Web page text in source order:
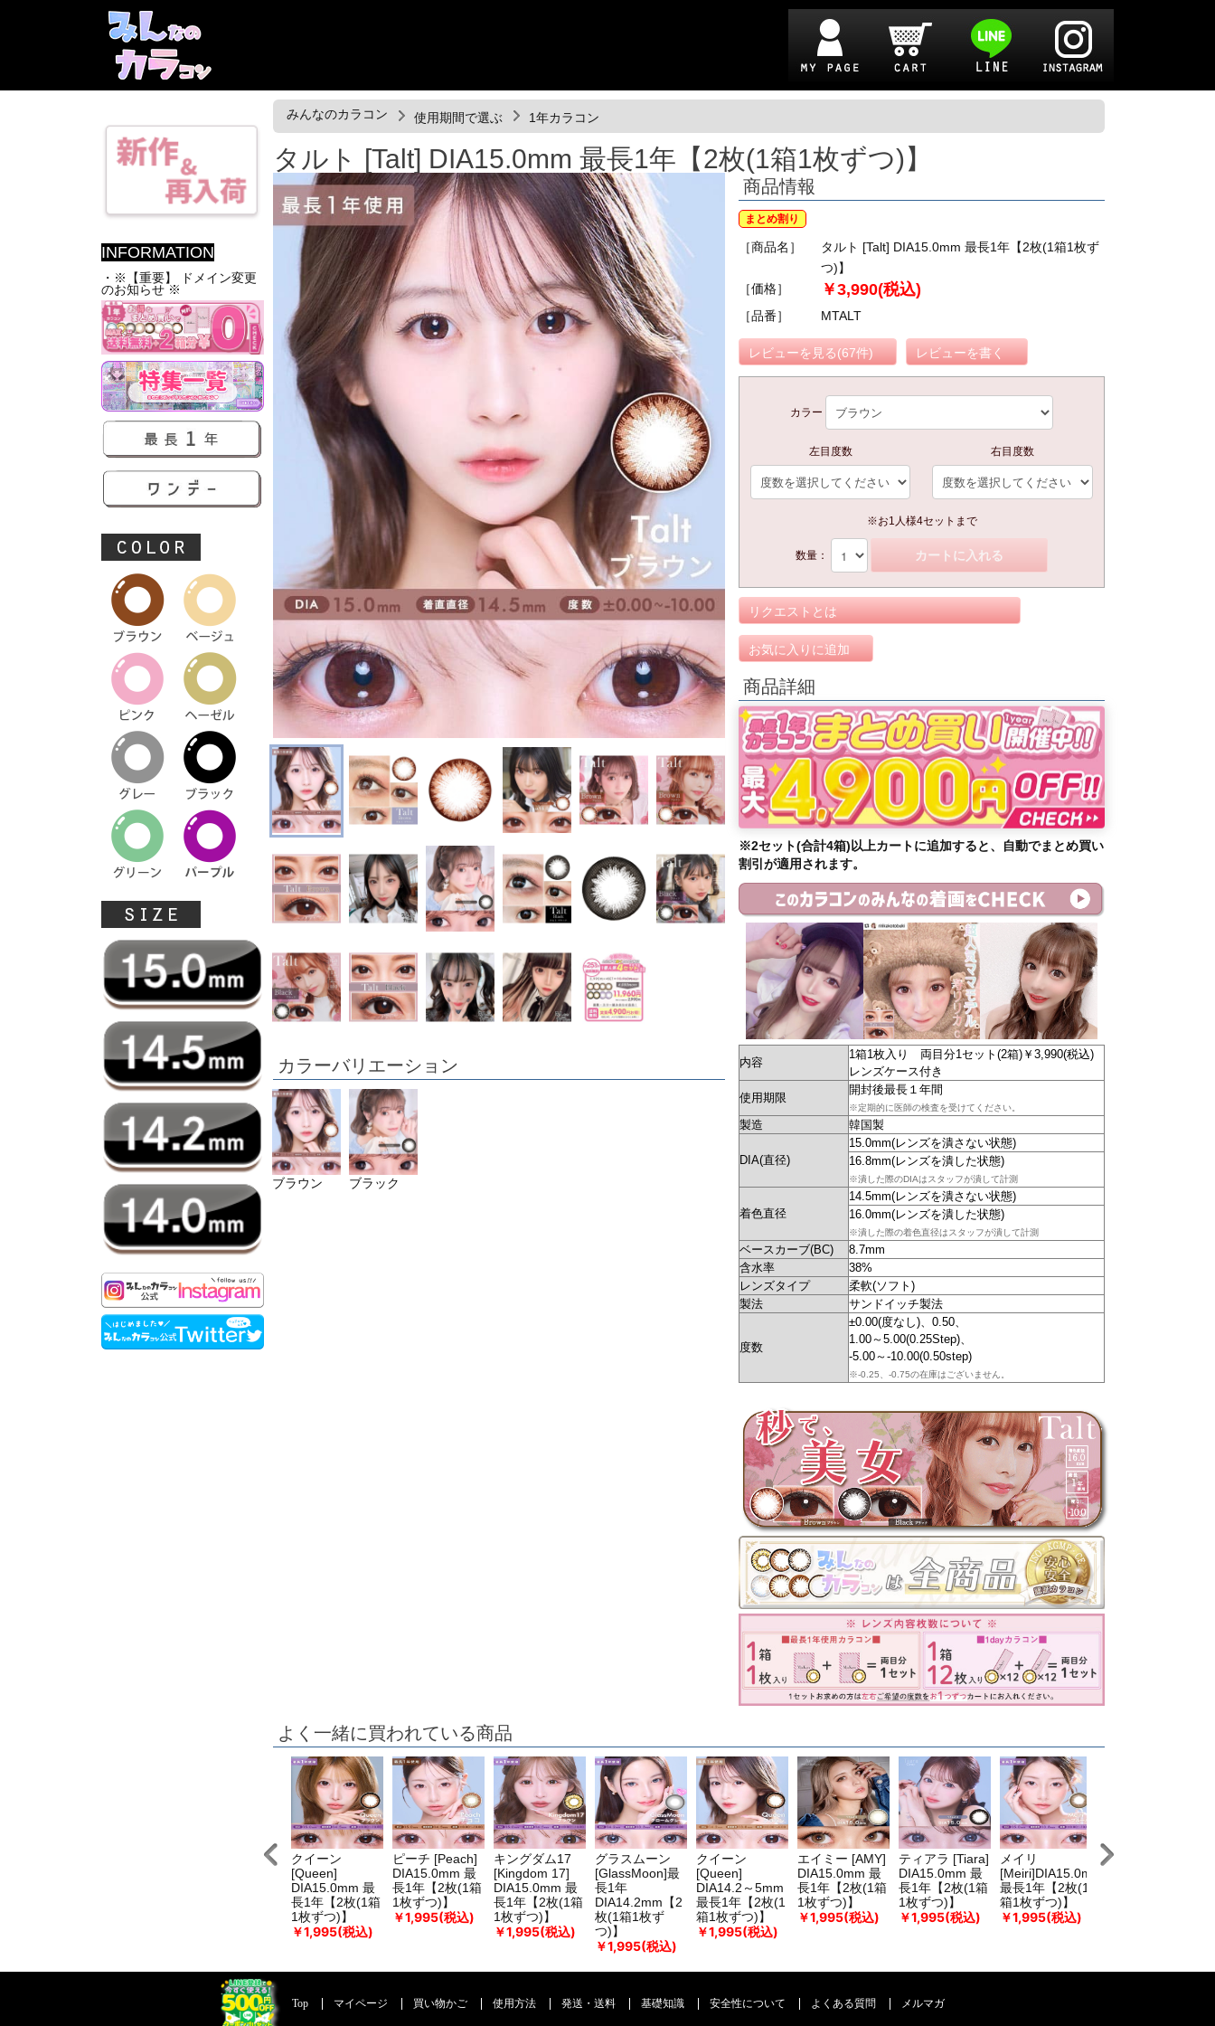
INFORMATION
・※【重要】 ドメイン変更
のお知らせ ※
みんなのカラコン 使用期間で選ぶ 1年カラコン
タルト [Talt] DIA15.0mm 最長1年【2枚(1箱1枚ずつ)】
カラーバリエーション
ブラウン ブラック
商品情報
まとめ割り
［商品名］
タルト [Talt] DIA15.0mm 最長1年【2枚(1箱1枚ず
つ)】
［価格］
￥3,990(税込)
［品番］ MTALT
レビューを見る(67件) レビューを書く
カラー
左目度数 右目度数
※お1人様4セットまで
数量： カートに入れる
リクエストとは
お気に入りに追加
商品詳細
※2セット(合計4箱)以上カートに追加すると、自動でまとめ買い
割引が適用されます。
内容
1箱1枚入り 両目分1セット(2箱)￥3,990(税込)
レンズケース付き
使用期限
開封後最長１年間
※定期的に医師の検査を受けてください。
製造 韓国製
DIA(直径)
15.0mm(レンズを潰さない状態)
16.8mm(レンズを潰した状態)
※潰した際のDIAはスタッフが潰して計測
着色直径
14.5mm(レンズを潰さない状態)
16.0mm(レンズを潰した状態)
※潰した際の着色直径はスタッフが潰して計測
ベースカーブ(BC)
8.7mm
含水率
38%
レンズタイプ
柔軟(ソフト)
製法
サンドイッチ製法
度数
±0.00(度なし)、0.50、
1.00～5.00(0.25Step)、
-5.00～-10.00(0.50step)
※-0.25、-0.75の在庫はございません。
よく一緒に買われている商品
クイーン
[Queen]
DIA15.0mm 最
長1年【2枚(1箱
1枚ずつ)】
￥1,995(税込)
ピーチ [Peach]
DIA15.0mm 最
長1年【2枚(1箱
1枚ずつ)】
￥1,995(税込)
キングダム17
[Kingdom 17]
DIA15.0mm 最
長1年【2枚(1箱
1枚ずつ)】
￥1,995(税込)
グラスムーン
[GlassMoon]最
長1年
DIA14.2mm【2
枚(1箱1枚ず
つ)】
￥1,995(税込)
クイーン
[Queen]
DIA14.2～5mm
最長1年【2枚(1
箱1枚ずつ)】
￥1,995(税込)
エイミー [AMY]
DIA15.0mm 最
長1年【2枚(1箱
1枚ずつ)】
￥1,995(税込)
ティアラ [Tiara]
DIA15.0mm 最
長1年【2枚(1箱
1枚ずつ)】
￥1,995(税込)
メイリ
[Meiri]DIA15.0mm
最長1年【2枚(1
箱1枚ずつ)】
￥1,995(税込)
クイーン11
Top マイページ 買い物かご 使用方法 発送・送料 基礎知識 安全性について よくある質問 メルマガ